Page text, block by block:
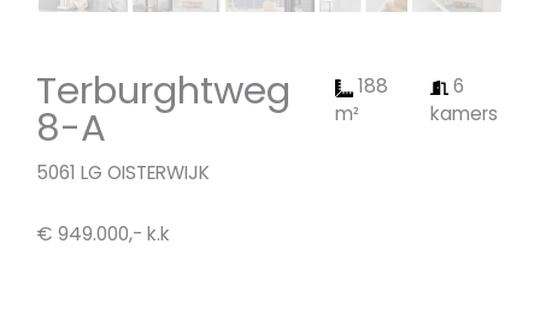
Terburghtweg
8-A
5061 LG OISTERWIJK
€ 949.000,- k.k
188
m²
6
kamers